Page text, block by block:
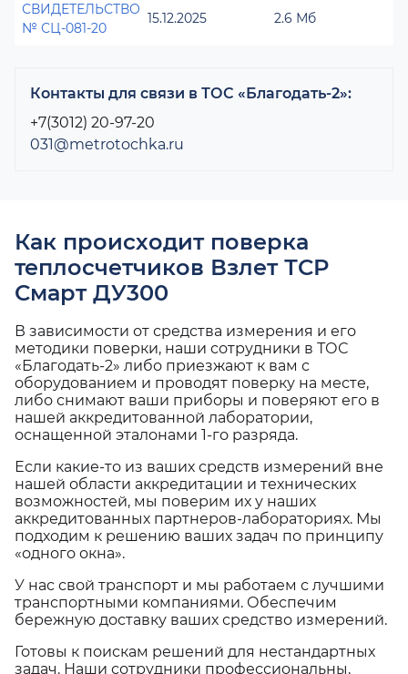
СВИДЕТЕЛЬСТВО
№ СЦ-081-20
15.12.2025 2.6 Мб
Контакты для связи в ТОС «Благодать-2»:
+7(3012) 20-97-20
031@metrotochka.ru
Как происходит поверка
теплосчетчиков Взлет ТСР
Смарт ДУ300
В зависимости от средства измерения и его
методики поверки, наши сотрудники в ТОС
«Благодать-2» либо приезжают к вам с
оборудованием и проводят поверку на месте,
либо снимают ваши приборы и поверяют его в
нашей аккредитованной лаборатории,
оснащенной эталонами 1-го разряда.
Если какие-то из ваших средств измерений вне
нашей области аккредитации и технических
возможностей, мы поверим их у наших
аккредитованных партнеров-лабораториях. Мы
подходим к решению ваших задач по принципу
«одного окна».
У нас свой транспорт и мы работаем с лучшими
транспортными компаниями. Обеспечим
бережную доставку ваших средство измерений.
Готовы к поискам решений для нестандартных
задач. Наши сотрудники профессиональны,